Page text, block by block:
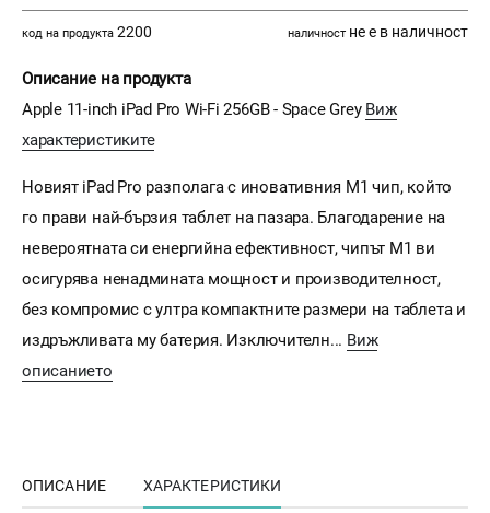
код на продукта 2200 наличност не е в наличност
Описание на продукта
Apple 11-inch iPad Pro Wi-Fi 256GB - Space Grey Виж
характеристиките
Новият iPad Pro разполага с иновативния М1 чип, който
го прави най-бързия таблет на пазара. Благодарение на
невероятната си енергийна ефективност, чипът М1 ви
осигурява ненадмината мощност и производителност,
без компромис с ултра компактните размери на таблета и
издръжливата му батерия. Изключителн... Виж
описанието
ОПИСАНИЕ ХАРАКТЕРИСТИКИ